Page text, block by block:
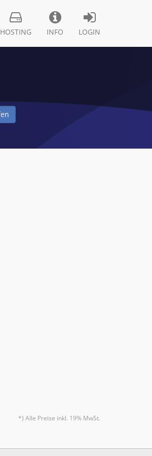
HOSTING INFO LOGIN
*) Alle Preise inkl. 19% MwSt.